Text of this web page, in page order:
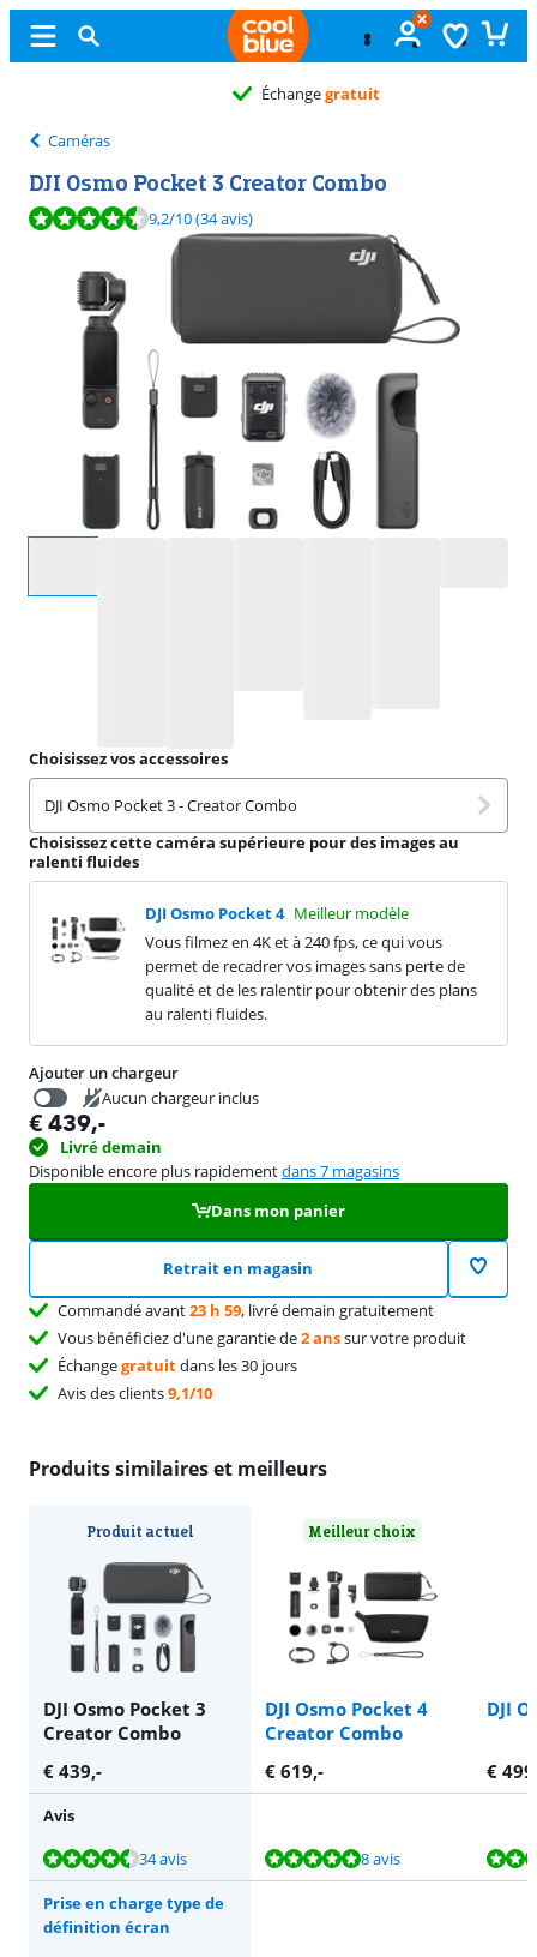
Échangegratuit
Caméras
DJI Osmo Pocket 3 Creator Combo
La note est de 9,2 sur 10, basée sur 34 avis.
9,2/10(34 avis)
Choisissez vos accessoires
DJI Osmo Pocket 3 - Creator Combo
Choisissez cette caméra supérieure pour des images au
ralenti fluides
DJI Osmo Pocket 4 Meilleur modèle
Vous filmez en 4K et à 240 fps, ce qui vous
permet de recadrer vos images sans perte de
qualité et de les ralentir pour obtenir des plans
au ralenti fluides.
Ajouter un chargeur
Aucun chargeur inclus
€ 439,-
Livré demain
Disponible encore plus rapidementdans 7 magasins
Dans mon panier
Retrait en magasin
Commandé avant23 h 59, livré demain gratuitement
Vous bénéficiez d'une garantie de2 anssur votre produit
Échangegratuitdans les 30 jours
Avis des clients9,1/10
Produits similaires et meilleurs
Produit actuel
DJI Osmo Pocket 3
Creator Combo
Meilleur choix
DJI Osmo Pocket 4
Creator Combo
DJI
€ 439,- € 619,- € 499
Avis
La note est de 9,2 sur 10, basée sur 34 avis.
34 avis
La note est de 9,6 sur 10, basée sur 8 avis. 8 avis
La note est de 9,6 sur 10, basée sur 8 avis.
La note est de 9,2 sur 10, basée sur 34 avis.
Prise en charge type de
définition écran